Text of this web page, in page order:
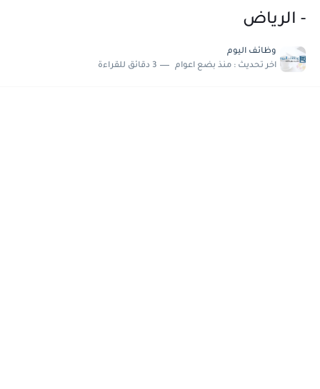
- الرياض
وظائف اليوم
اخر تحديث : منذ بضع اعوام 3 دقائق للقراءة